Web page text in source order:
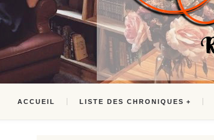
ACCUEIL LISTE DES CHRONIQUES